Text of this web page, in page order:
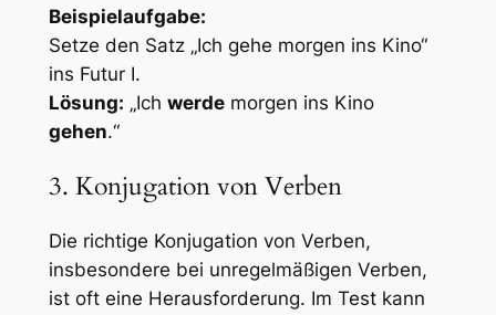
Beispielaufgabe:
Setze den Satz „Ich gehe morgen ins Kino“
ins Futur I.
Lösung: „Ich werdemorgen ins Kino
gehen.“
3. Konjugation von Verben
Die richtige Konjugation von Verben,
insbesondere bei unregelmäßigen Verben,
ist oft eine Herausforderung. Im Test kann